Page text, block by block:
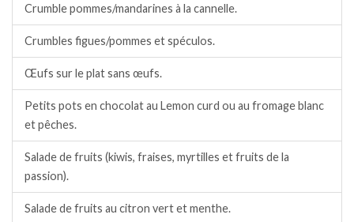
Crumble pommes/mandarines à la cannelle.
Crumbles figues/pommes et spéculos.
Œufs sur le plat sans œufs.
Petits pots en chocolat au Lemon curd ou au fromage blanc
et pêches.
Salade de fruits (kiwis, fraises, myrtilles et fruits de la
passion).
Salade de fruits au citron vert et menthe.